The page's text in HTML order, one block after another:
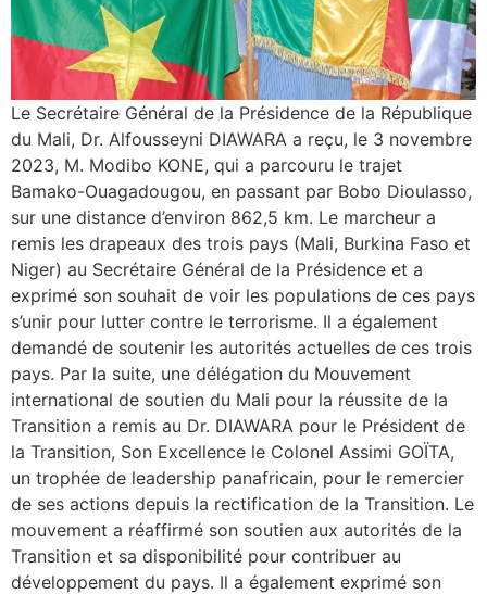
Le Secrétaire Général de la Présidence de la République
du Mali, Dr. Alfousseyni DIAWARA a reçu, le 3 novembre
2023, M. Modibo KONE, qui a parcouru le trajet
Bamako-Ouagadougou, en passant par Bobo Dioulasso,
sur une distance d’environ 862,5 km. Le marcheur a
remis les drapeaux des trois pays (Mali, Burkina Faso et
Niger) au Secrétaire Général de la Présidence et a
exprimé son souhait de voir les populations de ces pays
s’unir pour lutter contre le terrorisme. Il a également
demandé de soutenir les autorités actuelles de ces trois
pays. Par la suite, une délégation du Mouvement
international de soutien du Mali pour la réussite de la
Transition a remis au Dr. DIAWARA pour le Président de
la Transition, Son Excellence le Colonel Assimi GOÏTA,
un trophée de leadership panafricain, pour le remercier
de ses actions depuis la rectification de la Transition. Le
mouvement a réaffirmé son soutien aux autorités de la
Transition et sa disponibilité pour contribuer au
développement du pays. Il a également exprimé son